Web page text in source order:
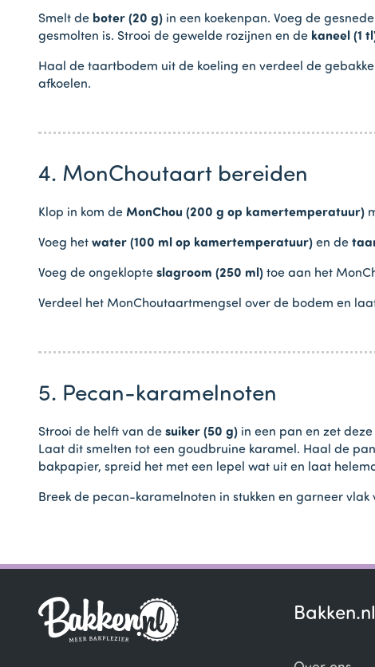
Smelt de boter (20 g) in een koekenpan. Voeg de
gesmolten is. Strooi de gewelde rozijnen en de kaneel (1
Haal de taartbodem uit de koeling en verdeel de
afkoelen.
4. MonChoutaart bereiden
Klop in kom de MonChou (200 g op kamertemperatuur)
Voeg het water (100 ml op kamertemperatuur) en de
Voeg de ongeklopte slagroom (250 ml) toe aan het
Verdeel het MonChoutaartmengsel over de bodem en
5. Pecan-karamelnoten
Strooi de helft van de suiker (50 g) in een pan en zet
Laat dit smelten tot een goudbruine karamel. Haal de
bakpapier, spreid het met een lepel wat uit en laat
Breek de pecan-karamelnoten in stukken en garneer
Bakken.nl